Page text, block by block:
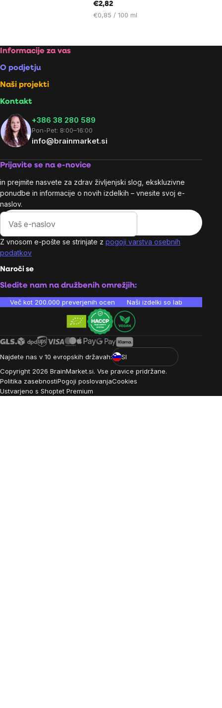
€2,82
Cena
€0,85 / 100 ml
Footer
Informacije za vas
O podjetju
Naši projekti
Kontakt
+386 38 280 589
Pon-Pet: 8:00–16:00
info@brainmarket.si
Prijavite se na e-novice
in prejmite nasvete za zdrav življenjski slog, ekskluzivne
ponudbe in informacije o novih izdelkih – vnesite svoj e-
naslov.
Z vnosom e-pošte se strinjate z pogoji varstva osebnih
podatkov
Naroči se
Sledite nam na družbenih omrežjih:
Več kot 200.000 preverjenih ocen Naši izdelki so laboratorijsko
Najdete nas v 10 evropskih državah:
SI
Copyright 2026 BrainMarket.si. Vse pravice pridržane.
Politika zasebnostiPogoji poslovanjaCookies
Ustvarjeno s Shoptet Premium